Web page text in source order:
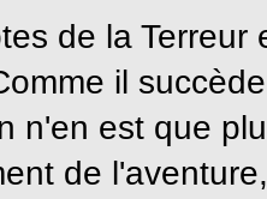
de la
il
n'en est que
de